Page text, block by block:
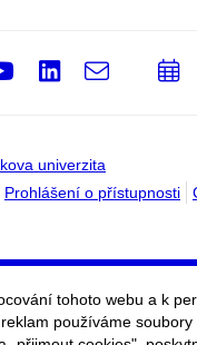
univerzita
Prohlášení o přístupnosti
Youtube
LinkedIn
e-
tohoto webu a k
používáme soubory